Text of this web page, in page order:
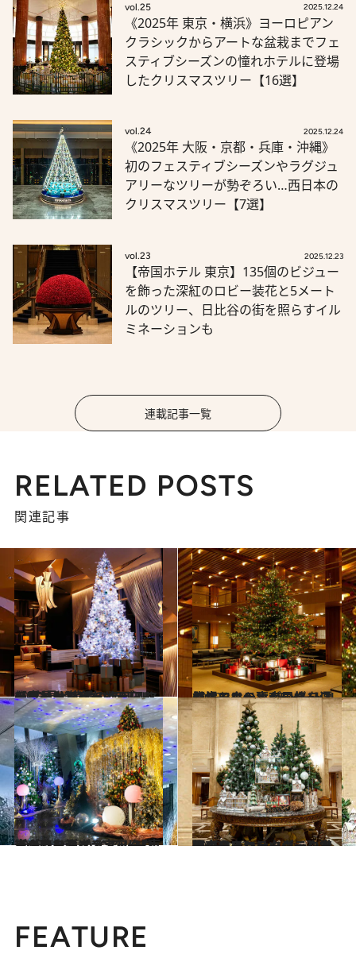
vol.25 2025.12.24
《2025年 東京・横浜》ヨーロピアン
クラシックからアートな盆栽までフェ
スティブシーズンの憧れホテルに登場
したクリスマスツリー【16選】
vol.24 2025.12.24
《2025年 大阪・京都・兵庫・沖縄》
初のフェスティブシーズンやラグジュ
アリーなツリーが勢ぞろい…西日本の
クリスマスツリー【7選】
vol.23 2025.12.23
【帝国ホテル 東京】135個のビジュー
を飾った深紅のロビー装花と5メート
ルのツリー、日比谷の街を照らすイル
ミネーションも
連載記事一覧
RELATED POSTS
関連記事
2025.12.5
【ザ・カハラ・ホテル＆リゾート 横浜のクリスマスツリー】みなとみらいの夜景とツリー。ハワイを思わせる“カハラブルー”に見とれる
旅＆お出かけ 2025.12.4
【オークラ東京のクリスマスツリー】4.5メートルの生モミの木がロビーに登場。ホテルの風格を漂わせる
旅＆お出かけ
2025.12.3
【グランド ハイアット 東京のクリスマスツリー】光が降り注ぎ、宇宙にいるようなダイナミックなデコレーション
旅＆お出かけ 2025.12.2
【ホテルニューグランドのクリスマスツリー】港町のクラシックホテルで過ごすファンタジックな聖夜
旅＆お出かけ
FEATURE